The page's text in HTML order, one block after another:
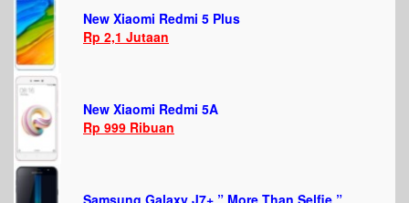
New Xiaomi Redmi 5 Plus
Rp 2,1 Jutaan
New Xiaomi Redmi 5A
Rp 999 Ribuan
Samsung Galaxy J7+ ” More Than Selfie ”